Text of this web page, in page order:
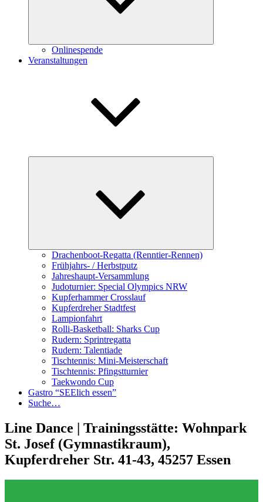
Onlinespende
Veranstaltungen
Drachenboot-Regatta (Renntier-Rennen)
Frühjahrs- / Herbstputz
Jahreshaupt-Versammlung
Judoturnier: Special Olympics NRW
Kupferhammer Crosslauf
Kupferdreher Stadtfest
Lampionfahrt
Rolli-Basketball: Sharks Cup
Rudern: Sprintregatta
Rudern: Talentiade
Tischtennis: Mini-Meisterschaft
Tischtennis: Pfingstturnier
Taekwondo Cup
Gastro “SEElich essen”
Suche…
Line Dance | Trainingsstätte: Wohnpark
St. Josef (Gymnastikraum),
Kupferdreher Str. 41-43, 45257 Essen